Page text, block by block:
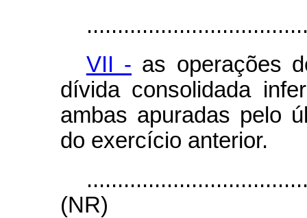
VII - as operações
dívida consolidada
ambas apuradas pelo
do exercício anterior.
(NR)